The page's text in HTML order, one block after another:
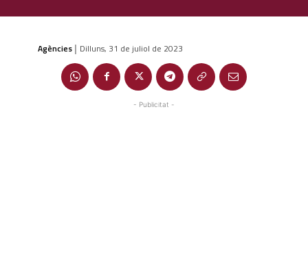
Agències | Dilluns, 31 de juliol de 2023
- Publicitat -